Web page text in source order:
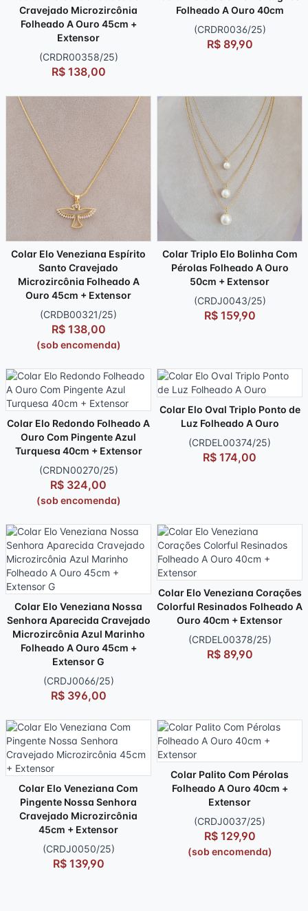
Cravejado Microzircônia
Folheado A Ouro 45cm +
Extensor
(CRDR00358/25)
R$ 138,00
Folheado A Ouro 40cm
(CRDR0036/25)
R$ 89,90
Colar Elo Veneziana Espírito
Santo Cravejado
Microzircônia Folheado A
Ouro 45cm + Extensor
(CRDB00321/25)
R$ 138,00
(sob encomenda)
Colar Triplo Elo Bolinha Com
Pérolas Folheado A Ouro
50cm + Extensor
(CRDJ0043/25)
R$ 159,90
Colar Elo Redondo Folheado A
Ouro Com Pingente Azul
Turquesa 40cm + Extensor
(CRDN00270/25)
R$ 324,00
(sob encomenda)
Colar Elo Oval Triplo Ponto de
Luz Folheado A Ouro
(CRDEL00374/25)
R$ 174,00
Colar Elo Veneziana Nossa
Senhora Aparecida Cravejado
Microzircônia Azul Marinho
Folheado A Ouro 45cm +
Extensor G
(CRDJ0066/25)
R$ 396,00
Colar Elo Veneziana Corações
Colorful Resinados Folheado A
Ouro 40cm + Extensor
(CRDEL00378/25)
R$ 89,90
Colar Elo Veneziana Com
Pingente Nossa Senhora
Cravejado Microzircônia
45cm + Extensor
(CRDJ0050/25)
R$ 139,90
Colar Palito Com Pérolas
Folheado A Ouro 40cm +
Extensor
(CRDJ0037/25)
R$ 129,90
(sob encomenda)